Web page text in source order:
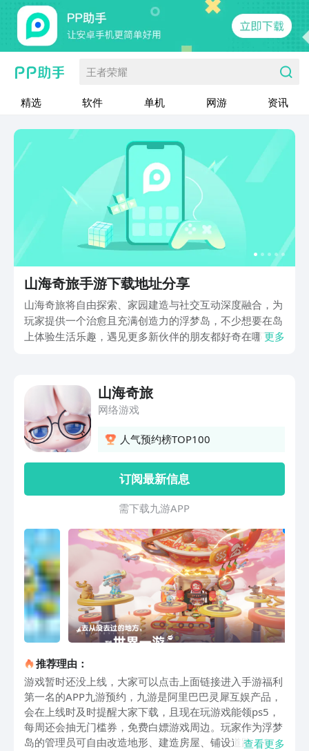
王者荣耀
精选 软件 单机 网游 资讯
山海奇旅手游下载地址分享
山海奇旅将自由探索、家园建造与社交互动深度融合，为
玩家提供一个治愈且充满创造力的浮梦岛，不少想要在岛
上体验生活乐趣，遇见更多新伙伴的朋友都好奇在哪下
吧。
更多
山海奇旅
网络游戏
人气预约榜TOP100
订阅最新信息
需 下 载 九 游 A P P
推荐理由：
游戏暂时还没上线，大家可以点击上面链接进入手游福利
第一名的APP九游预约，九游是阿里巴巴灵犀互娱产品，
会在上线时及时提醒大家下载，且现在玩游戏能领ps5，
每周还会抽无门槛券，免费白嫖游戏周边。玩家作为浮梦
岛的管理员可自由改造地形、建造房屋、铺设道路，在建
查看更多